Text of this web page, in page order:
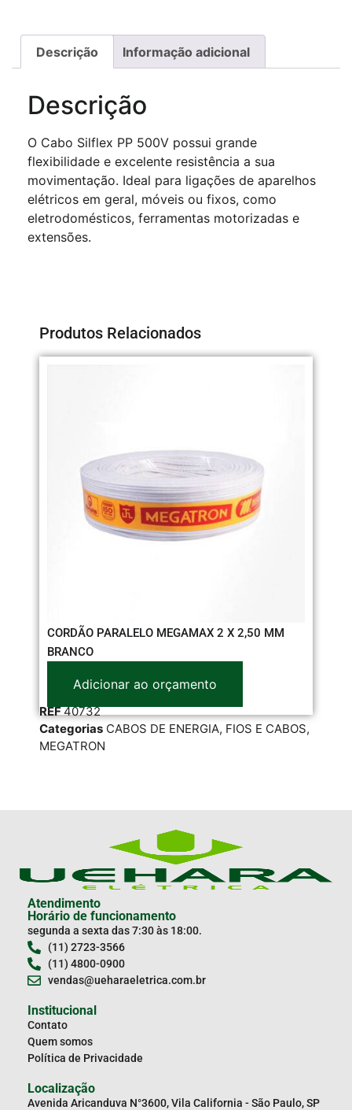
Descrição Informação adicional
Descrição
O Cabo Silflex PP 500V possui grande
flexibilidade e excelente resistência a sua
movimentação. Ideal para ligações de aparelhos
elétricos em geral, móveis ou fixos, como
eletrodomésticos, ferramentas motorizadas e
extensões.
Produtos Relacionados
CORDÃO PARALELO MEGAMAX 2 X 2,50 MM
BRANCO
Adicionar ao orçamento
REF40732
Categorias CABOS DE ENERGIA, FIOS E CABOS,
MEGATRON
Atendimento
Horário de funcionamento
segunda a sexta das 7:30 às 18:00.
(11) 2723-3566
(11) 4800-0900
vendas@ueharaeletrica.com.br
Institucional
Contato
Quem somos
Política de Privacidade
Localização
Avenida Aricanduva N°3600, Vila California - São Paulo, SP